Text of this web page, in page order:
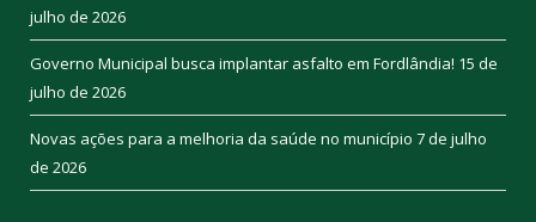
julho de 2026
Governo Municipal busca implantar asfalto em Fordlândia! 15 de
julho de 2026
Novas ações para a melhoria da saúde no município 7 de julho
de 2026